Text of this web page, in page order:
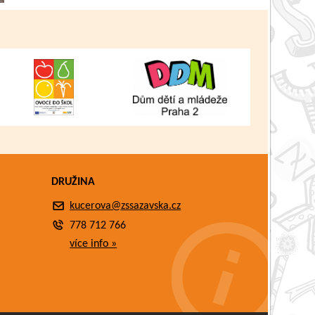
DRUŽINA
kucerova@zssazavska.cz
778 712 766
více info »